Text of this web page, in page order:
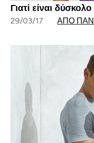
Γιατί είναι
29/03/17 ΑΠΌ